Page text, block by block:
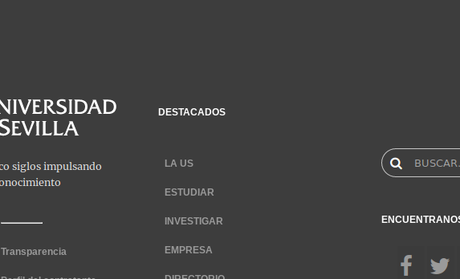
Transparencia
DESTACADOS
LA US
ESTUDIAR
INVESTIGAR
EMPRESA